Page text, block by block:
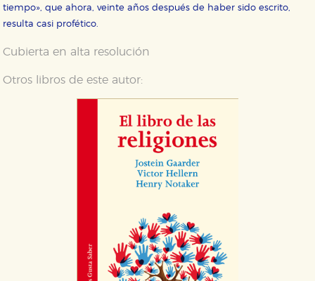
tiempo», que ahora, veinte años después de haber sido escrito,
resulta casi profético.
Cubierta en alta resolución
Otros libros de este autor: